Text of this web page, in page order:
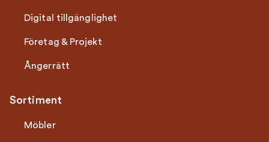
Digital tillgänglighet
Företag & Projekt
Ångerrätt
Sortiment
Möbler